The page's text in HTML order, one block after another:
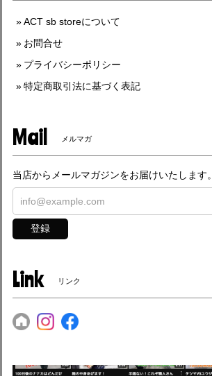
ACT sb storeについて
お問合せ
プライバシーポリシー
特定商取引法に基づく表記
Mail メルマガ
当店からメールマガジンをお届けいたします。
登録
Link リンク